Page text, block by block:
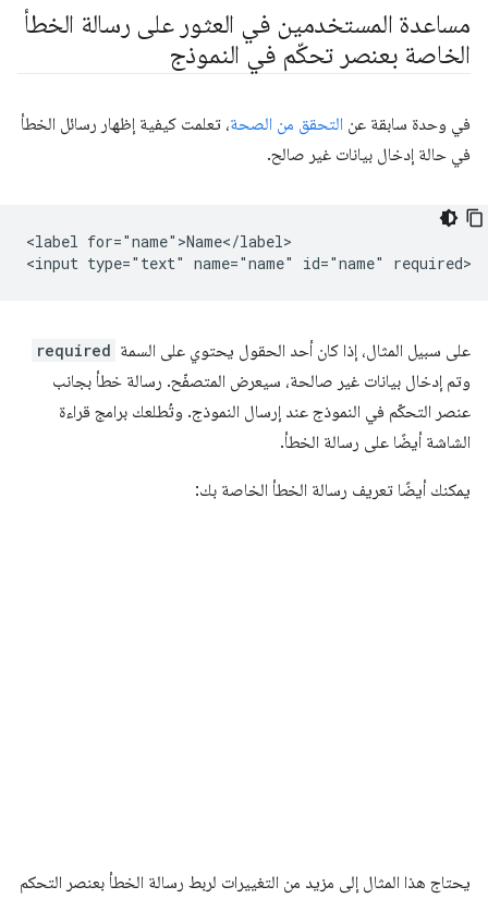
مساعدة المستخدمين في العثور على رسالة الخطأ
الخاصة بعنصر تحكّم في النموذج
في وحدة سابقة عن التحقق من الصحة، تعلمت كيفية إظهار رسائل الخطأ
في حالة إدخال بيانات غير صالح.
<label for="name">Name</label>
على سبيل المثال، إذا كان أحد الحقول يحتوي على السمة required
وتم إدخال بيانات غير صالحة، سيعرض المتصفّح. رسالة خطأ بجانب
عنصر التحكّم في النموذج عند إرسال النموذج. وتُطلعك برامج قراءة
الشاشة أيضًا على رسالة الخطأ.
يمكنك أيضًا تعريف رسالة الخطأ الخاصة بك:
يحتاج هذا المثال إلى مزيد من التغييرات لربط رسالة الخطأ بعنصر التحكم